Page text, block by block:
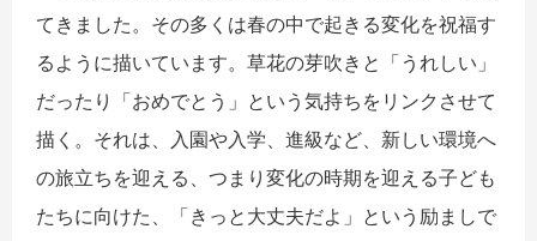
てきました。その多くは春の中で起きる変化を祝福す
るように描いています。草花の芽吹きと「うれしい」
だったり「おめでとう」という気持ちをリンクさせて
描く。それは、入園や入学、進級など、新しい環境へ
の旅立ちを迎える、つまり変化の時期を迎える子ども
たちに向けた、「きっと大丈夫だよ」という励ましで